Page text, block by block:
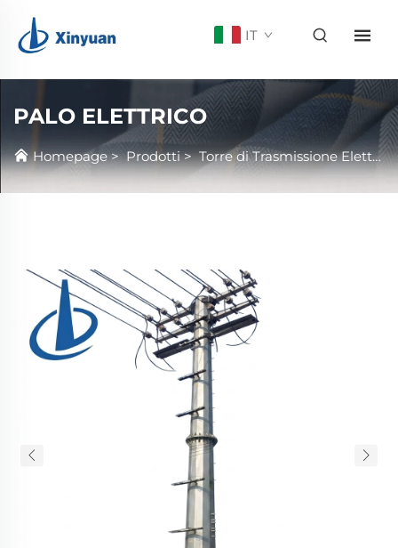
IT
PALO ELETTRICO
Homepage>Prodotti>Torre di Trasmissione Elettrica